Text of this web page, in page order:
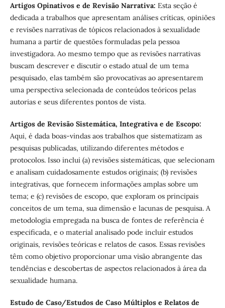
Artigos Opinativos e de Revisão Narrativa: Esta seção é
dedicada a trabalhos que apresentam análises críticas, opiniões
e revisões narrativas de tópicos relacionados à sexualidade
humana a partir de questões formuladas pela pessoa
investigadora. Ao mesmo tempo que as revisões narrativas
buscam descrever e discutir o estado atual de um tema
pesquisado, elas também são provocativas ao apresentarem
uma perspectiva selecionada de conteúdos teóricos pelas
autorias e seus diferentes pontos de vista.
Artigos de Revisão Sistemática, Integrativa e de Escopo:
Aqui, é dada boas-vindas aos trabalhos que sistematizam as
pesquisas publicadas, utilizando diferentes métodos e
protocolos. Isso inclui (a) revisões sistemáticas, que selecionam
e analisam cuidadosamente estudos originais; (b) revisões
integrativas, que fornecem informações amplas sobre um
tema; e (c) revisões de escopo, que exploram os principais
conceitos de um tema, sua dimensão e lacunas de pesquisa. A
metodologia empregada na busca de fontes de referência é
especificada, e o material analisado pode incluir estudos
originais, revisões teóricas e relatos de casos. Essas revisões
têm como objetivo proporcionar uma visão abrangente das
tendências e descobertas de aspectos relacionados à área da
sexualidade humana.
Estudo de Caso/Estudos de Caso Múltiplos e Relatos de